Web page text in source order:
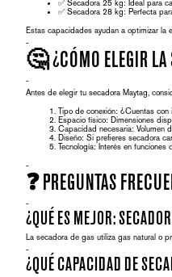
✅Secadora 25 kg: Ideal para
✅Secadora 28 kg: Perfecta
Estas capacidades ayudan a optimizar la
-
🤔 ¿CÓMO ELEGIR LA
-
Antes de elegir tu secadora Maytag,
Tipo de conexión: ¿Cuentas con
Espacio físico: Dimensiones
Capacidad necesaria: Volumen
Diseño: Si prefieres secadora
Tecnología: Interés en funciones
-
❓ PREGUNTAS
-
¿QUÉ ES MEJOR:
La secadora de gas utiliza gas natural o
-
¿QUÉ CAPACIDAD DE